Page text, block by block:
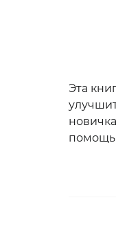
Эта